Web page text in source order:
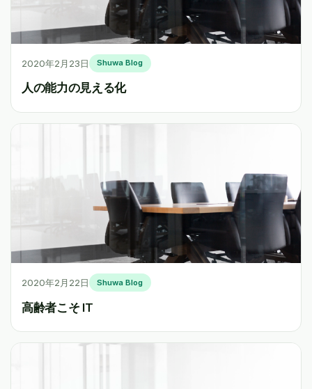
2020年2月23日 Shuwa Blog
人の能力の見える化
2020年2月22日 Shuwa Blog
高齢者こそ IT